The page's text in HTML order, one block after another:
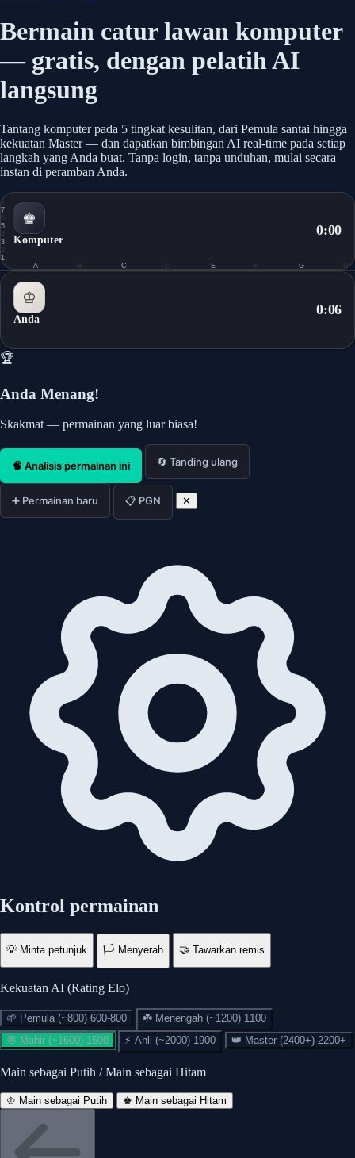
Promosikan bidak Anda
Menyerah?
♔
Anda Menang!
Skakmat — permainan yang luar biasa!
Bermain catur lawan komputer
— gratis, dengan pelatih AI
langsung
Tantang komputer pada 5 tingkat kesulitan, dari Pemula santai hingga
kekuatan Master — dan dapatkan bimbingan AI real-time pada setiap
langkah yang Anda buat. Tanpa login, tanpa unduhan, mulai secara
instan di peramban Anda.
♚
Komputer
0:00
0.0
1
3
5
7
8
A C D E G H
♔
Anda
0:07
🏆
Anda Menang!
Skakmat — permainan yang luar biasa!
🧠 Analisis permainan ini 🔄 Tanding ulang
➕ Permainan baru 📋 PGN ✕
Kontrol permainan
💡 Minta petunjuk 🏳️ Menyerah 🤝 Tawarkan remis
Kekuatan AI (Rating Elo)
🌱 Pemula (~800) 600-800 ☘️ Menengah (~1200) 1100
🎯 Mahir (~1600) 1500 ⚡ Ahli (~2000) 1900 👑 Master (2400+) 2200+
Main sebagai Putih / Main sebagai Hitam
♔ Main sebagai Putih ♚ Main sebagai Hitam